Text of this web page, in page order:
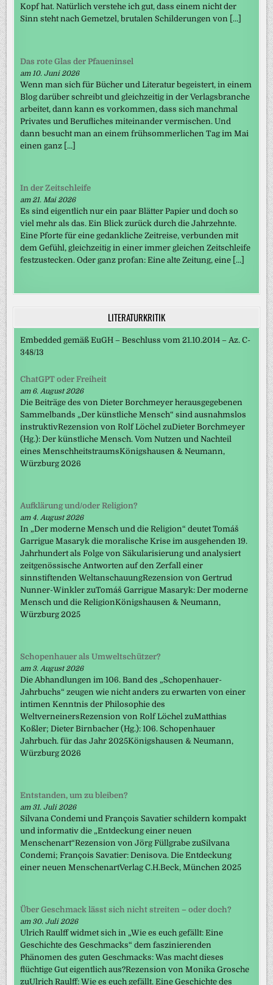
Kopf hat. Natürlich verstehe ich gut, dass einem nicht der
Sinn steht nach Gemetzel, brutalen Schilderungen von […]
Das rote Glas der Pfaueninsel
am 10. Juni 2026
Wenn man sich für Bücher und Literatur begeistert, in einem
Blog darüber schreibt und gleichzeitig in der Verlagsbranche
arbeitet, dann kann es vorkommen, dass sich manchmal
Privates und Berufliches miteinander vermischen. Und
dann besucht man an einem frühsommerlichen Tag im Mai
einen ganz […]
In der Zeitschleife
am 21. Mai 2026
Es sind eigentlich nur ein paar Blätter Papier und doch so
viel mehr als das. Ein Blick zurück durch die Jahrzehnte.
Eine Pforte für eine gedankliche Zeitreise, verbunden mit
dem Gefühl, gleichzeitig in einer immer gleichen Zeitschleife
festzustecken. Oder ganz profan: Eine alte Zeitung, eine […]
LITERATURKRITIK
Embedded gemäß EuGH – Beschluss vom 21.10.2014 – Az. C-
348/13
ChatGPT oder Freiheit
am 6. August 2026
Die Beiträge des von Dieter Borchmeyer herausgegebenen
Sammelbands „Der künstliche Mensch“ sind ausnahmslos
instruktivRezension von Rolf Löchel zuDieter Borchmeyer
(Hg.): Der künstliche Mensch. Vom Nutzen und Nachteil
eines MenschheitstraumsKönigshausen & Neumann,
Würzburg 2026
Aufklärung und/oder Religion?
am 4. August 2026
In „Der moderne Mensch und die Religion“ deutet Tomáš
Garrigue Masaryk die moralische Krise im ausgehenden 19.
Jahrhundert als Folge von Säkularisierung und analysiert
zeitgenössische Antworten auf den Zerfall einer
sinnstiftenden WeltanschauungRezension von Gertrud
Nunner-Winkler zuTomáš Garrigue Masaryk: Der moderne
Mensch und die ReligionKönigshausen & Neumann,
Würzburg 2025
Schopenhauer als Umweltschützer?
am 3. August 2026
Die Abhandlungen im 106. Band des „Schopenhauer-
Jahrbuchs“ zeugen wie nicht anders zu erwarten von einer
intimen Kenntnis der Philosophie des
WeltverneinersRezension von Rolf Löchel zuMatthias
Koßler; Dieter Birnbacher (Hg.): 106. Schopenhauer
Jahrbuch. für das Jahr 2025Königshausen & Neumann,
Würzburg 2026
Entstanden, um zu bleiben?
am 31. Juli 2026
Silvana Condemi und François Savatier schildern kompakt
und informativ die „Entdeckung einer neuen
Menschenart“Rezension von Jörg Füllgrabe zuSilvana
Condemi; François Savatier: Denisova. Die Entdeckung
einer neuen MenschenartVerlag C.H.Beck, München 2025
Über Geschmack lässt sich nicht streiten – oder doch?
am 30. Juli 2026
Ulrich Raulff widmet sich in „Wie es euch gefällt: Eine
Geschichte des Geschmacks“ dem faszinierenden
Phänomen des guten Geschmacks: Was macht dieses
flüchtige Gut eigentlich aus?Rezension von Monika Grosche
zuUlrich Raulff: Wie es euch gefällt. Eine Geschichte des